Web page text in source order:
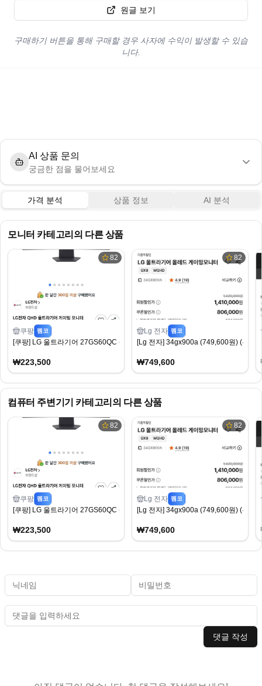
원글 보기
구매하기 버튼을 통해 구매할 경우 사자에 수익이 발생할 수 있습
니다.
AI 상품 문의
궁금한 점을 물어보세요
가격 분석 상품 정보 AI 분석
모니터 카테고리의 다른 상품
82
쿠팡 펨코
[쿠팡] LG 울트라기어 27GS60QC (223,500원) (무료)
₩223,500
82
Lg 전자 펨코
[Lg 전자] 34gx900a (749,600원) (무료)
₩749,600
컴퓨터 주변기기 카테고리의 다른 상품
82
쿠팡 펨코
[쿠팡] LG 울트라기어 27GS60QC (223,500원) (무료)
₩223,500
82
Lg 전자 펨코
[Lg 전자] 34gx900a (749,600원) (무료)
₩749,600
댓글 작성